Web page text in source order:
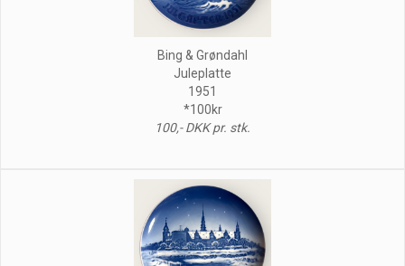
Bing & Grøndahl
Juleplatte
1951
*100kr
100,- DKK pr. stk.